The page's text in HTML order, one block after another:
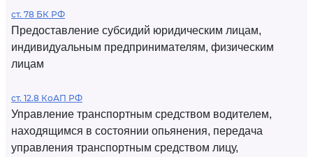
ст. 78 БК РФ
Предоставление субсидий юридическим лицам,
индивидуальным предпринимателям, физическим
лицам
ст. 12.8 КоАП РФ
Управление транспортным средством водителем,
находящимся в состоянии опьянения, передача
управления транспортным средством лицу,